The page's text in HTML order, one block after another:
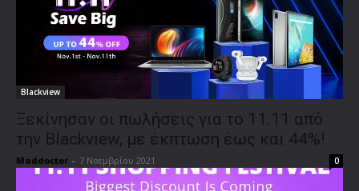
Blackview
Ξεκίνησαν οι πωλήσεις για το 11.11 από
την Blackview, με έκπτωση έως και 44%!
Maddoctor - 7 Νοεμβρίου 2021 0